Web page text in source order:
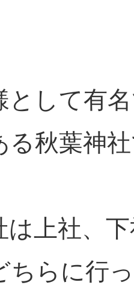
として有
る秋葉神
は上社、
ちらに行